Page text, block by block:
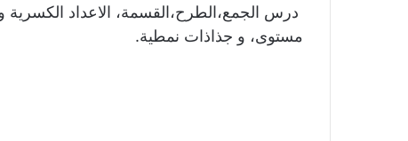
درس الجمع،الطرح،القسمة، الاعداد
مستوى، و جذاذات نمطية.